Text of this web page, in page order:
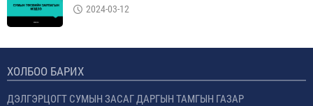
2024-03-12
ХОЛБОО БАРИХ
ДЭЛГЭРЦОГТ СУМЫН ЗАСАГ ДАРГЫН ТАМГЫН ГАЗАР